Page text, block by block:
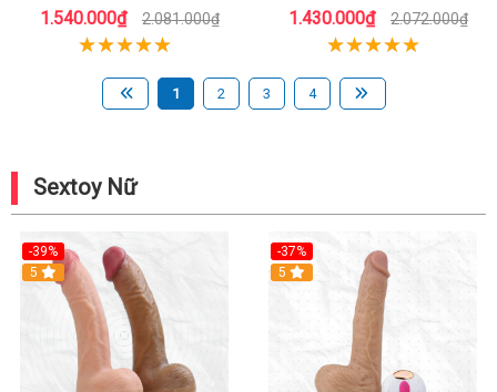
thăng hoa Nữ thủ dâm
1.540.000₫ 2.081.000₫ 1.430.000₫ 2.072.000₫
1 2 3 4
Sextoy Nữ
-39%
Hot
5
-37%
5